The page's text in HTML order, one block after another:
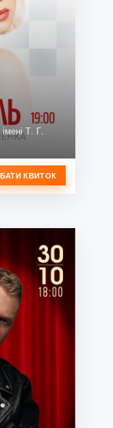
Т. Г.
КВИТОК